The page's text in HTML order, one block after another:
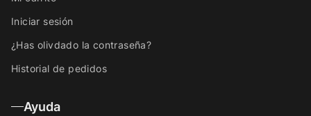
Iniciar sesión
¿Has olivdado la contraseña?
Historial de pedidos
Ayuda